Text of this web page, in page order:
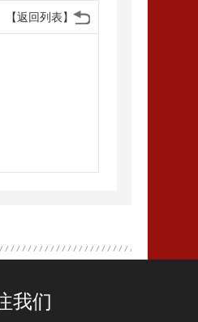
【返回列表】
我们